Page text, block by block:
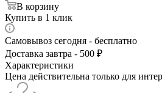
В корзину
Купить в 1 клик
Самовывоз сегодня - бесплатно
Доставка завтра - 500 ₽
Характеристики
Цена действительна только для